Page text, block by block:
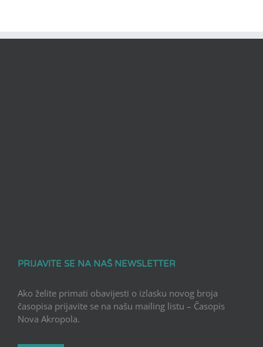
PRIJAVITE SE NA NAŠ NEWSLETTER
Ako želite primati obavijesti o izlasku novog broja
časopisa prijavite se na našu mailing listu – Časopis
Nova Akropola.